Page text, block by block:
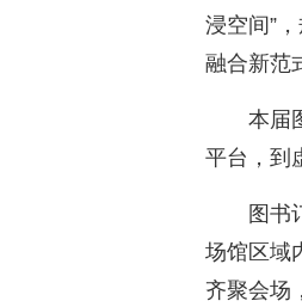
浸空间”
融合新范
本届
平台，到
图书
场馆区域
齐聚会场